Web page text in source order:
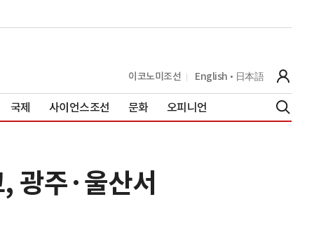
이코노미조선 English 日本語
국제 사이언스조선 문화 오피니언
광주·울산서